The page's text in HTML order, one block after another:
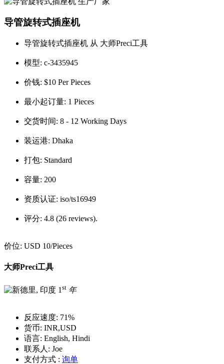
导管旋转式插座机
导管旋转式插座机 从 大师Preci工具
模型: c-3435945
价钱: $10 Per Pieces
最小起订量: 1 Pieces
交货时间: 8 - 12 Working Days
装运港: Dhaka
打包: Standard
容量: 200
资质认证: iso/ts16949
评分: 4.8 (26 reviews).
价位: USD 10/Pieces
大师Preci工具
1 st 年
反应速度: 71%
货币: INR,USD
语言: English, Hindi
联系人: Joe
支付方式 : 询单